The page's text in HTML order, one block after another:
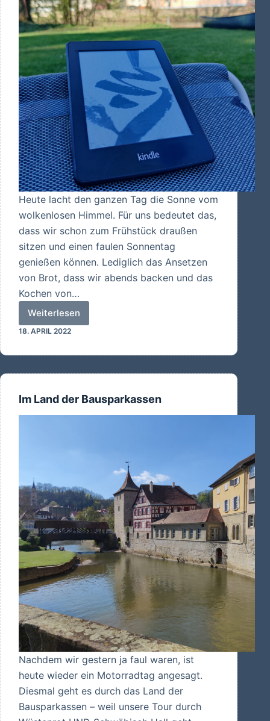
Heute lacht den ganzen Tag die Sonne vom
wolkenlosen Himmel. Für uns bedeutet das,
dass wir schon zum Frühstück draußen
sitzen und einen faulen Sonnentag
genießen können. Lediglich das Ansetzen
von Brot, dass wir abends backen und das
Kochen von…
Weiterlesen
Ein
fauler
18. APRIL 2022
Im Land der Bausparkassen
Nachdem wir gestern ja faul waren, ist
heute wieder ein Motorradtag angesagt.
Diesmal geht es durch das Land der
Bausparkassen – weil unsere Tour durch